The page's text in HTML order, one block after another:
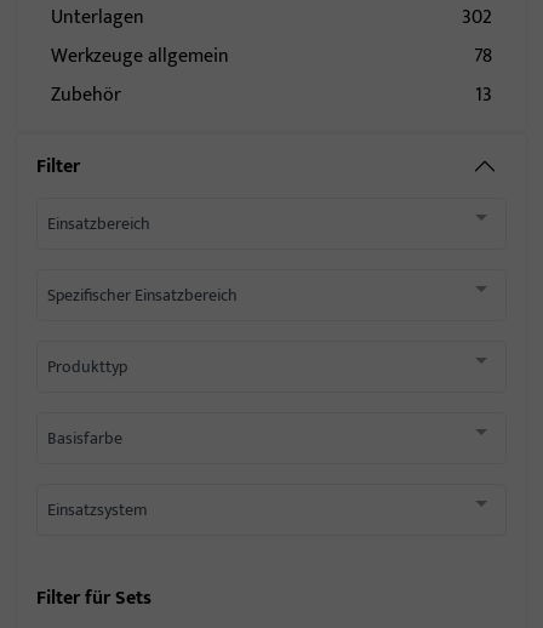
Unterlagen
302
Werkzeuge allgemein
78
Zubehör
13
Filter
Einsatzbereich
Spezifischer Einsatzbereich
Produkttyp
Basisfarbe
Einsatzsystem
Filter fürSets